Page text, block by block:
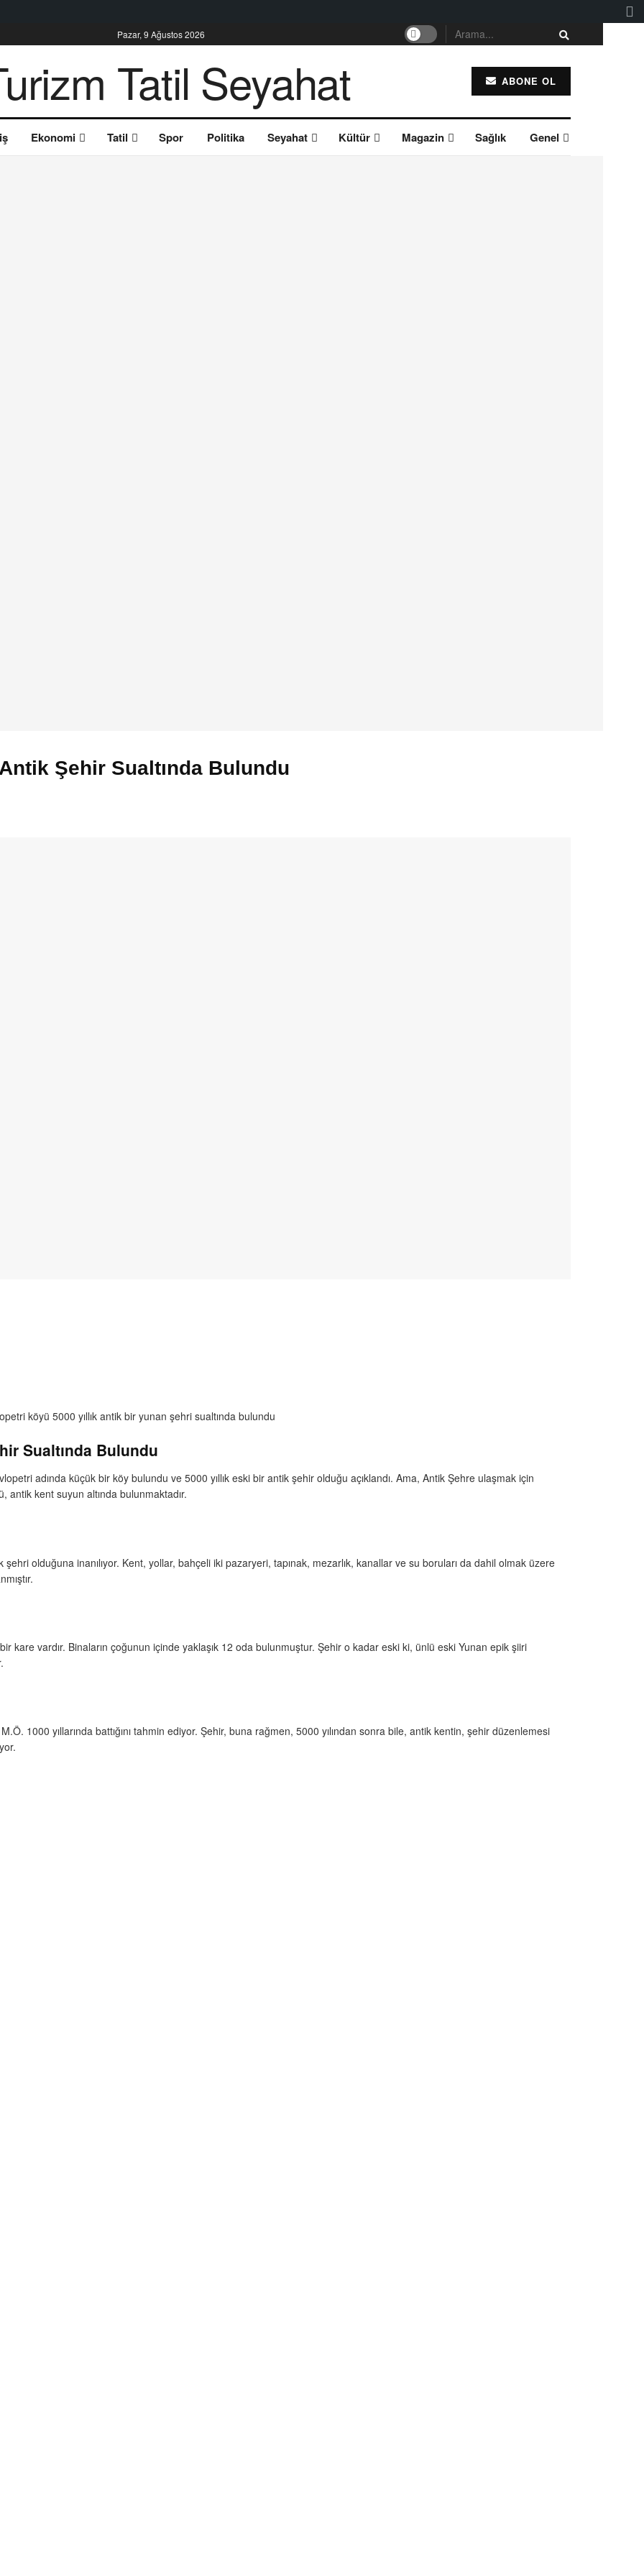
Pazar, 9 Ağustos 2026
ABONE OL
Ekonomi Tatil Spor Politika Seyahat Kültür Magazin Sağlık Genel
Şehir Sualtında Bulundu
köyü 5000 yıllık antik bir yunan şehri sualtında bulundu
Sualtında Bulundu
adında küçük bir köy bulundu ve 5000 yıllık eski bir antik şehir olduğu açıklandı. Ama, Antik Şehre ulaşmak için
antik kent suyun altında bulunmaktadır.
şehri olduğuna inanılıyor. Kent, yollar, bahçeli iki pazaryeri, tapınak, mezarlık, kanallar ve su boruları da dahil olmak üzere
kare vardır. Binaların çoğunun içinde yaklaşık 12 oda bulunmuştur. Şehir o kadar eski ki, ünlü eski Yunan epik şiiri
1000 yıllarında battığını tahmin ediyor. Şehir, buna rağmen, 5000 yılından sonra bile, antik kentin, şehir düzenlemesi